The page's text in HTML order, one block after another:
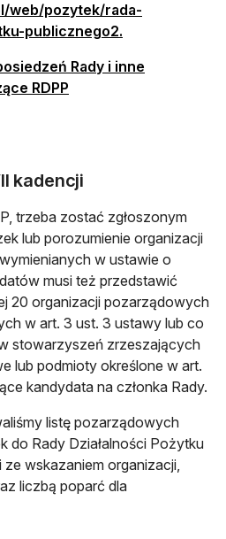
web/pozytek/rada-
publicznego2.
Rady i inne
RDPP
kadencji
trzeba zostać zgłoszonym
lub porozumienie organizacji
w ustawie o
musi też przedstawić
20 organizacji pozarządowych
w art. 3 ust. 3 ustawy lub co
stowarzyszeń zrzeszających
lub podmioty określone w art.
kandydata na członka Rady.
listę pozarządowych
do Rady Działalności Pożytku
wskazaniem organizacji,
liczbą poparć dla